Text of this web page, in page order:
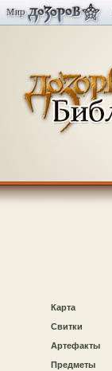
Карта
Свитки
Артефакты
Предметы